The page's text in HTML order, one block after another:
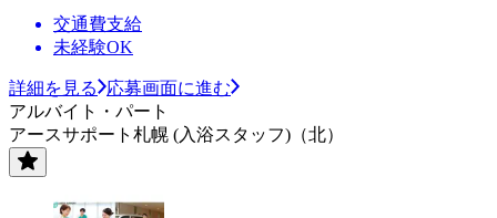
交通費支給
未経験OK
詳細を見る
応募画面に進む
アルバイト・パート
アースサポート札幌 (入浴スタッフ)（北）